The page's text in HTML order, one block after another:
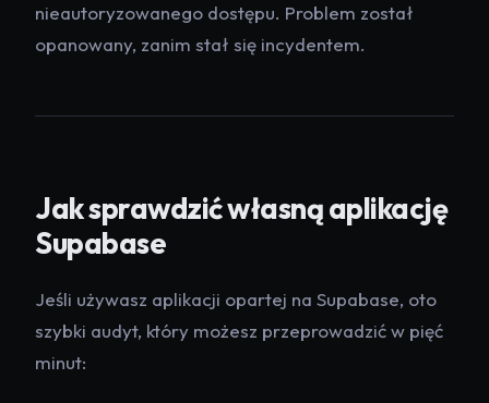
nieautoryzowanego dostępu. Problem został
opanowany, zanim stał się incydentem.
Jak sprawdzić własną aplikację
Supabase
Jeśli używasz aplikacji opartej na Supabase, oto
szybki audyt, który możesz przeprowadzić w pięć
minut: